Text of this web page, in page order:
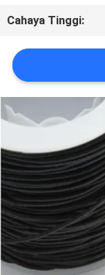
VR
SHOW
SITEMAP
KEBIJAKAN
PRIVASI
Cahaya Tinggi: